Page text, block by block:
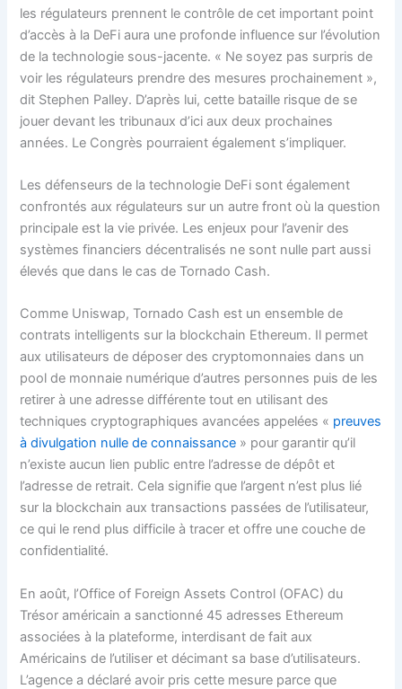
les régulateurs prennent le contrôle de cet important point
d’accès à la DeFi aura une profonde influence sur l’évolution
de la technologie sous-jacente. « Ne soyez pas surpris de
voir les régulateurs prendre des mesures prochainement »,
dit Stephen Palley. D’après lui, cette bataille risque de se
jouer devant les tribunaux d’ici aux deux prochaines
années. Le Congrès pourraient également s’impliquer.
Les défenseurs de la technologie DeFi sont également
confrontés aux régulateurs sur un autre front où la question
principale est la vie privée. Les enjeux pour l’avenir des
systèmes financiers décentralisés ne sont nulle part aussi
élevés que dans le cas de Tornado Cash.
Comme Uniswap, Tornado Cash est un ensemble de
contrats intelligents sur la blockchain Ethereum. Il permet
aux utilisateurs de déposer des cryptomonnaies dans un
pool de monnaie numérique d’autres personnes puis de les
retirer à une adresse différente tout en utilisant des
techniques cryptographiques avancées appelées « preuves
à divulgation nulle de connaissance » pour garantir qu’il
n’existe aucun lien public entre l’adresse de dépôt et
l’adresse de retrait. Cela signifie que l’argent n’est plus lié
sur la blockchain aux transactions passées de l’utilisateur,
ce qui le rend plus difficile à tracer et offre une couche de
confidentialité.
En août, l’Office of Foreign Assets Control (OFAC) du
Trésor américain a sanctionné 45 adresses Ethereum
associées à la plateforme, interdisant de fait aux
Américains de l’utiliser et décimant sa base d’utilisateurs.
L’agence a déclaré avoir pris cette mesure parce que